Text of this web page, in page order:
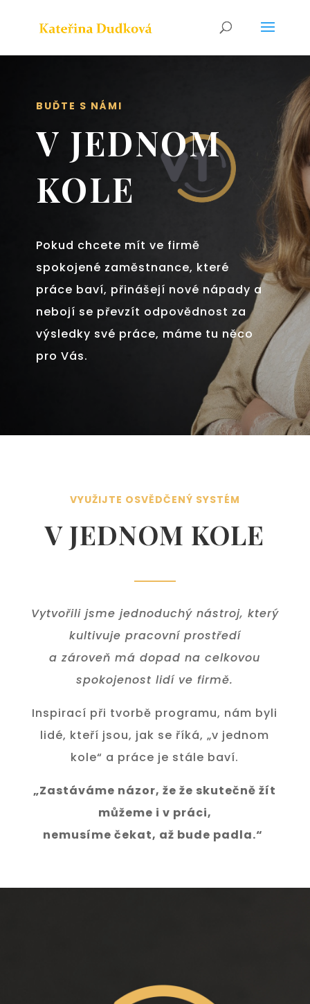
BUĎTE S NÁMI
V JEDNOM
KOLE
Pokud chcete mít ve firmě
spokojené zaměstnance, které
práce baví, přinášejí nové nápady a
nebojí se převzít odpovědnost za
výsledky své práce, máme tu něco
pro Vás.
VYUŽIJTE OSVĚDČENÝ SYSTÉM
V JEDNOM KOLE
Vytvořili jsme jednoduchý nástroj, který
kultivuje pracovní prostředí
a zároveň má dopad na celkovou
spokojenost lidí ve firmě.
Inspirací při tvorbě programu, nám byli
lidé, kteří jsou, jak se říká, „v jednom
kole“ a práce je stále baví.
„Zastáváme názor, že že skutečně žít
můžeme i v práci,
nemusíme čekat, až bude padla.“